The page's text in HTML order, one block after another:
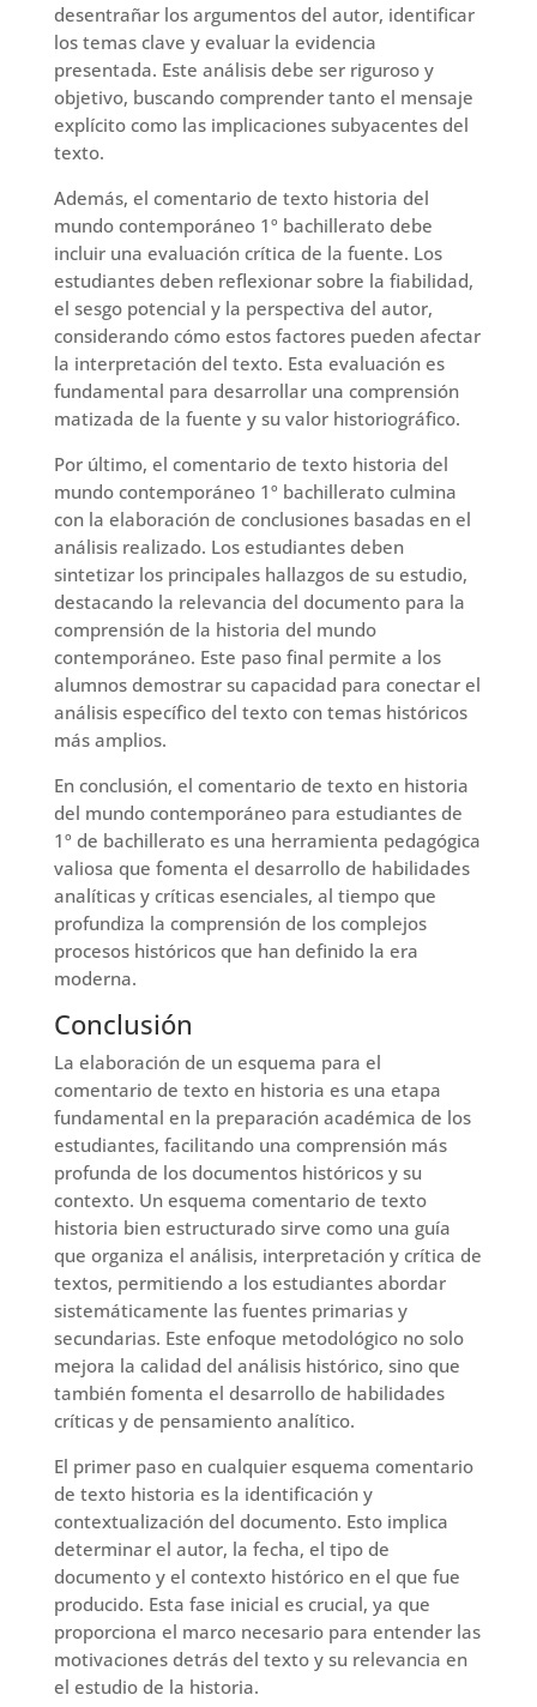
desentrañar los argumentos del autor, identificar
los temas clave y evaluar la evidencia
presentada. Este análisis debe ser riguroso y
objetivo, buscando comprender tanto el mensaje
explícito como las implicaciones subyacentes del
texto.
Además, el comentario de texto historia del
mundo contemporáneo 1º bachillerato debe
incluir una evaluación crítica de la fuente. Los
estudiantes deben reflexionar sobre la fiabilidad,
el sesgo potencial y la perspectiva del autor,
considerando cómo estos factores pueden afectar
la interpretación del texto. Esta evaluación es
fundamental para desarrollar una comprensión
matizada de la fuente y su valor historiográfico.
Por último, el comentario de texto historia del
mundo contemporáneo 1º bachillerato culmina
con la elaboración de conclusiones basadas en el
análisis realizado. Los estudiantes deben
sintetizar los principales hallazgos de su estudio,
destacando la relevancia del documento para la
comprensión de la historia del mundo
contemporáneo. Este paso final permite a los
alumnos demostrar su capacidad para conectar el
análisis específico del texto con temas históricos
más amplios.
En conclusión, el comentario de texto en historia
del mundo contemporáneo para estudiantes de
1º de bachillerato es una herramienta pedagógica
valiosa que fomenta el desarrollo de habilidades
analíticas y críticas esenciales, al tiempo que
profundiza la comprensión de los complejos
procesos históricos que han definido la era
moderna.
Conclusión
La elaboración de un esquema para el
comentario de texto en historia es una etapa
fundamental en la preparación académica de los
estudiantes, facilitando una comprensión más
profunda de los documentos históricos y su
contexto. Un esquema comentario de texto
historia bien estructurado sirve como una guía
que organiza el análisis, interpretación y crítica de
textos, permitiendo a los estudiantes abordar
sistemáticamente las fuentes primarias y
secundarias. Este enfoque metodológico no solo
mejora la calidad del análisis histórico, sino que
también fomenta el desarrollo de habilidades
críticas y de pensamiento analítico.
El primer paso en cualquier esquema comentario
de texto historia es la identificación y
contextualización del documento. Esto implica
determinar el autor, la fecha, el tipo de
documento y el contexto histórico en el que fue
producido. Esta fase inicial es crucial, ya que
proporciona el marco necesario para entender las
motivaciones detrás del texto y su relevancia en
el estudio de la historia.